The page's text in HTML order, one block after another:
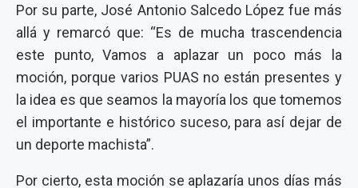
Por su parte, José Antonio Salcedo López fue más
allá y remarcó que: “Es de mucha trascendencia
este punto, Vamos a aplazar un poco más la
moción, porque varios PUAS no están presentes y
la idea es que seamos la mayoría los que tomemos
el importante e histórico suceso, para así dejar de
un deporte machista”.
Por cierto, esta moción se aplazaría unos días más